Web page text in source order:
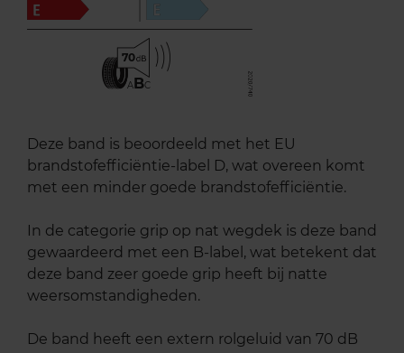
70
ABC
Deze band is beoordeeld met het EU
brandstofefficiëntie-label D, wat overeen komt
met een minder goede brandstofefficiëntie.
In de categorie grip op nat wegdek is deze band
gewaardeerd met een B-label, wat betekent dat
deze band zeer goede grip heeft bij natte
weersomstandigheden.
De band heeft een extern rolgeluid van 70 dB